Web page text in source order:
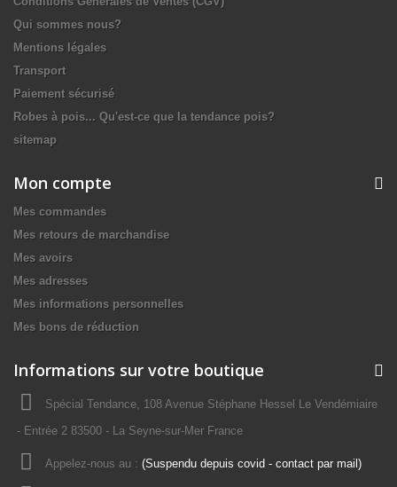
Qui sommes nous?
Mentions légales
Transport
Paiement sécurisé
Robes à pois... Qu'est-ce que la tendance pois?
sitemap
Mon compte
Mes commandes
Mes retours de marchandise
Mes avoirs
Mes adresses
Mes informations personnelles
Mes bons de réduction
Informations sur votre boutique
Spécial Tendance, 108 Avenue Stéphane Hessel Le Vendémiaire
- Entrée 2 83500 - La Seyne-sur-Mer France
Appelez-nous au : (Suspendu depuis covid - contact par mail)